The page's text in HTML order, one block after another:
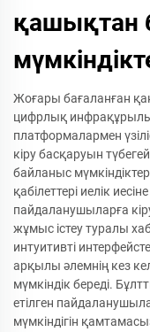
қашықтан
Жоғары бағаланған
цифрлық
платформалармен
кіру басқаруын
байланыс
қабілеттері иелік
пайдаланушыларға
жұмыс істеу туралы
интуитивті
арқылы әлемнің кез
мүмкіндік береді.
етілген
мүмкіндігін